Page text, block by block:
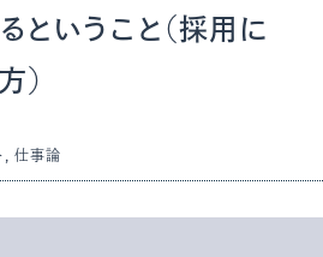
ということ（採用に
）
仕事論